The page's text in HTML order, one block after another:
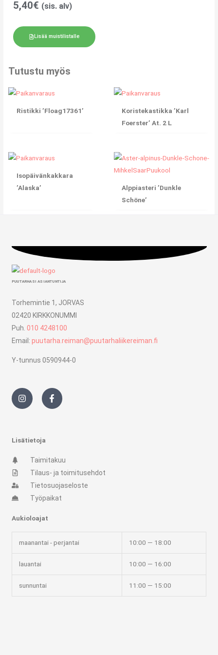
5,40€ (sis. alv)
Lisää muistilistalle
Tutustu myös
Ristikki ’Floag17361’
Koristekastikka ’Karl
Foerster’ At. 2 L
Isopäivänkakkara
’Alaska’
Alppiasteri ’Dunkle
Schöne’
PUUTARHASI ASIANTUNTIJA
Torhemintie 1, JORVAS
02420 KIRKKONUMMI
Puh. 010 4248100
Email: puutarha.reiman@puutarhaliikereiman.fi
Y-tunnus 0590944-0
I
n
s
t
r
a
F
a
c
e
f
Lisätietoja
Taimitakuu
Tilaus- ja toimitusehdot
Tietosuojaseloste
Työpaikat
Aukioloajat
maanantai - perjantai 10:00 — 18:00
lauantai 10:00 — 16:00
sunnuntai 11:00 — 15:00